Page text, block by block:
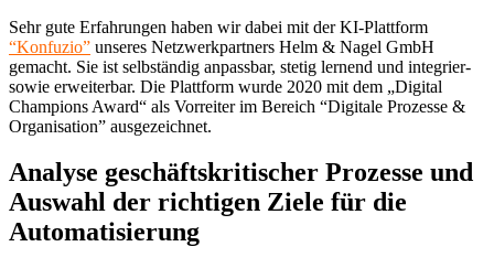
Sehr gute Erfahrungen haben wir dabei mit der KI-Plattform
“Konfuzio” unseres Netzwerkpartners Helm & Nagel GmbH
gemacht. Sie ist selbständig anpassbar, stetig lernend und integrier-
sowie erweiterbar. Die Plattform wurde 2020 mit dem „Digital
Champions Award“ als Vorreiter im Bereich “Digitale Prozesse &
Organisation” ausgezeichnet.
Analyse geschäftskritischer Prozesse und
Auswahl der richtigen Ziele für die
Automatisierung